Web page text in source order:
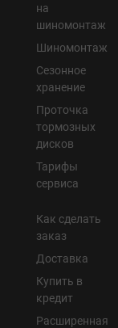
на
шиномонтаж
Шиномонтаж
Сезонное
хранение
Проточка
тормозных
дисков
Тарифы
сервиса
Как сделать
заказ
Доставка
Купить в
кредит
Расширенная